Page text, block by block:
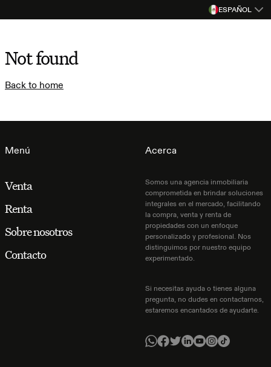
ESPAÑOL
Not found
Back to home
Menú
Venta
Renta
Sobre nosotros
Contacto
Acerca
Somos una agencia inmobiliaria
comprometida en brindar soluciones
integrales en el mercado, facilitando
la compra, venta y renta de
propiedades con un enfoque
personalizado y profesional. Nos
distinguimos por nuestro equipo
experimentado.
Si necesitas ayuda o tienes alguna
pregunta, no dudes en contactarnos,
estaremos encantados de ayudarte.